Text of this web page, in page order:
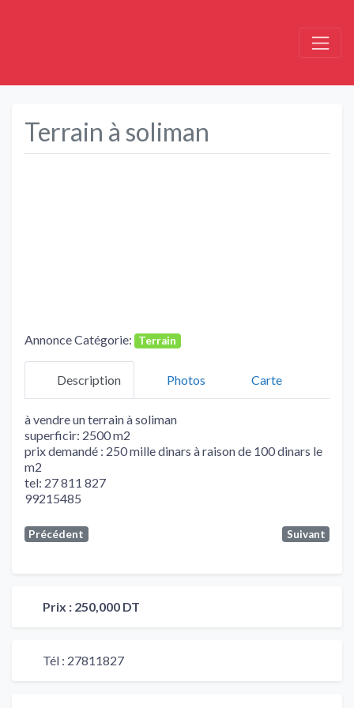
Terrain à soliman
Annonce Catégorie: Terrain
Description Photos Carte
à vendre un terrain à soliman
superficir: 2500 m2
prix demandé : 250 mille dinars à raison de 100 dinars le
m2
tel: 27 811 827
99215485
Précédent Suivant
Prix : 250,000 DT
Tél : 27811827